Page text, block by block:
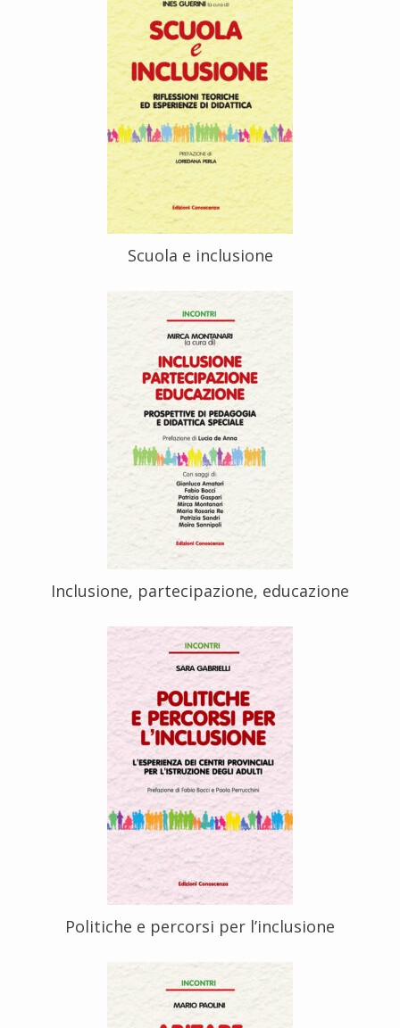
Scuola e inclusione
Inclusione, partecipazione, educazione
Politiche e percorsi per l’inclusione